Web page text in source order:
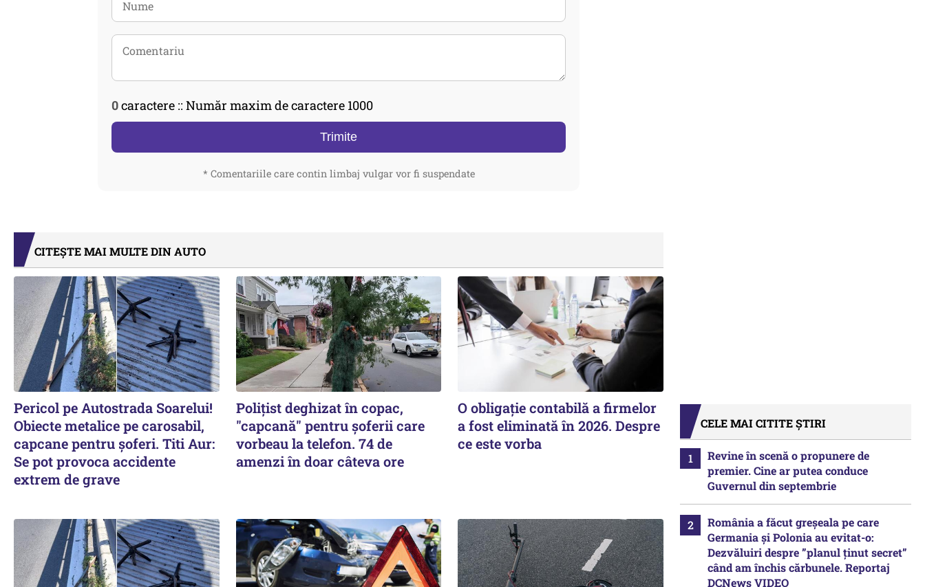
0caractere :: Număr maxim de caractere 1000
Trimite
* Comentariile care contin limbaj vulgar vor fi suspendate
CITEȘTE MAI MULTE DIN AUTO
Pericol pe Autostrada Soarelui!
Obiecte metalice pe carosabil,
capcane pentru șoferi. Titi Aur:
Se pot provoca accidente
extrem de grave
Polițist deghizat în copac,
"capcană" pentru șoferii care
vorbeau la telefon. 74 de
amenzi în doar câteva ore
O obligație contabilă a firmelor
a fost eliminată în 2026. Despre
ce este vorba
CELE MAI CITITE ȘTIRI
Revine în scenă o propunere de
premier. Cine ar putea conduce
Guvernul din septembrie
România a făcut greșeala pe care
Germania și Polonia au evitat-o:
Dezvăluiri despre ”planul ținut secret”
când am închis cărbunele. Reportaj
DCNews VIDEO